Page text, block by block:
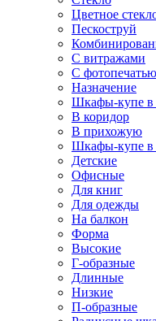
Цветное
Пескоструй
С витражами
С фотопечатью
Назначение
Шкафы-купе в
В коридор
В прихожую
Шкафы-купе в
Детские
Офисные
Для книг
Для одежды
На балкон
Форма
Высокие
Г-образные
Длинные
Низкие
П-образные